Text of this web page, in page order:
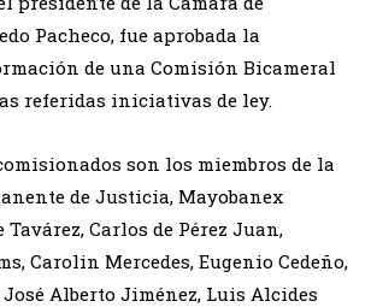
Pacheco, fue aprobada la
de una Comisión Bicameral
referidas iniciativas de ley.
son los miembros de la
de Justicia, Mayobanex
Carlos de Pérez Juan,
Carolin Mercedes, Eugenio Cedeño,
José Alberto Jiménez, Luis Alcides